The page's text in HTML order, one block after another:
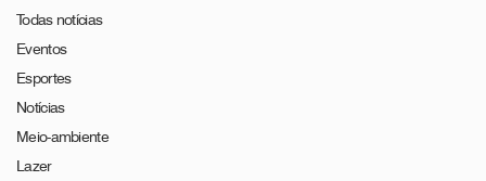
Todas notícias
Eventos
Esportes
Notícias
Meio-ambiente
Lazer